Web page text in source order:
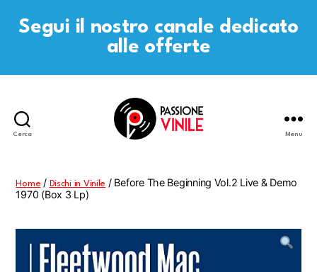
Segui il nostro canale dedicato
alle offerte
Cerca Menu
Home / Dischi in Vinile / Before The Beginning Vol.2 Live & Demo
1970 (Box 3 Lp)